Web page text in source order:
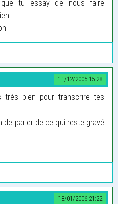
tu essay de nous faire
11/12/2005 15:28
très bien pour transcrire tes
de parler de ce qui reste gravé
18/01/2006 21:22